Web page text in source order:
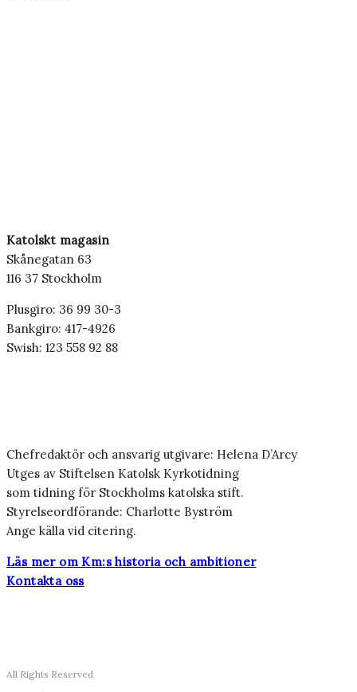
Katolskt magasin
Skånegatan 63
116 37 Stockholm
Plusgiro: 36 99 30-3
Bankgiro: 417-4926
Swish: 123 558 92 88
Chefredaktör och ansvarig utgivare: Helena D’Arcy
Utges av Stiftelsen Katolsk Kyrkotidning
som tidning för Stockholms katolska stift.
Styrelseordförande: Charlotte Byström
Ange källa vid citering.
Läs mer om Km:s historia och ambitioner
Kontakta oss
All Rights Reserved